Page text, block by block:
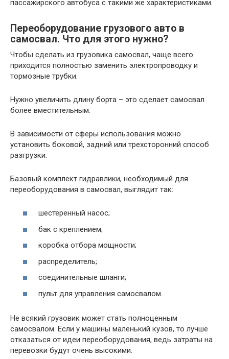
пассажирского автобуса с такими же характеристиками.
Переоборудование грузового авто в
самосвал. Что для этого нужно?
Чтобы сделать из грузовика самосвал, чаще всего
приходится полностью заменить электропроводку и
тормозные трубки.
Нужно увеличить длину борта – это сделает самосвал
более вместительным.
В зависимости от сферы использования можно
установить боковой, задний или трехсторонний способ
разгрузки.
Базовый комплект гидравлики, необходимый для
переоборудования в самосвал, выглядит так:
шестеренный насос;
бак с креплением;
коробка отбора мощности;
распределитель;
соединительные шланги;
пульт для управления самосвалом.
Не всякий грузовик может стать полноценным
самосвалом. Если у машины маленький кузов, то лучше
отказаться от идеи переоборудования, ведь затраты на
перевозки будут очень высокими.